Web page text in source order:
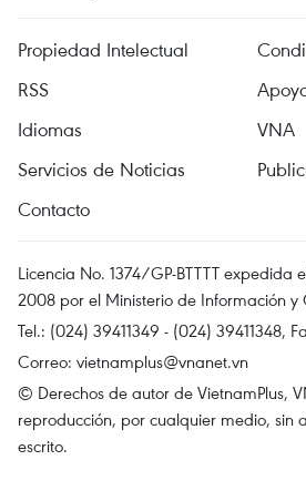
Propiedad Intelectual
RSS
Idiomas
VNA
Servicios de Noticias
Contacto
Licencia No. 1374/GP-BTTTT expedida
2008 por el Ministerio de Información y
Tel.: (024) 39411349 - (024) 39411348,
Correo: vietnamplus@vnanet.vn
© Derechos de autor de VietnamPlus,
reproducción, por cualquier medio, sin
escrito.